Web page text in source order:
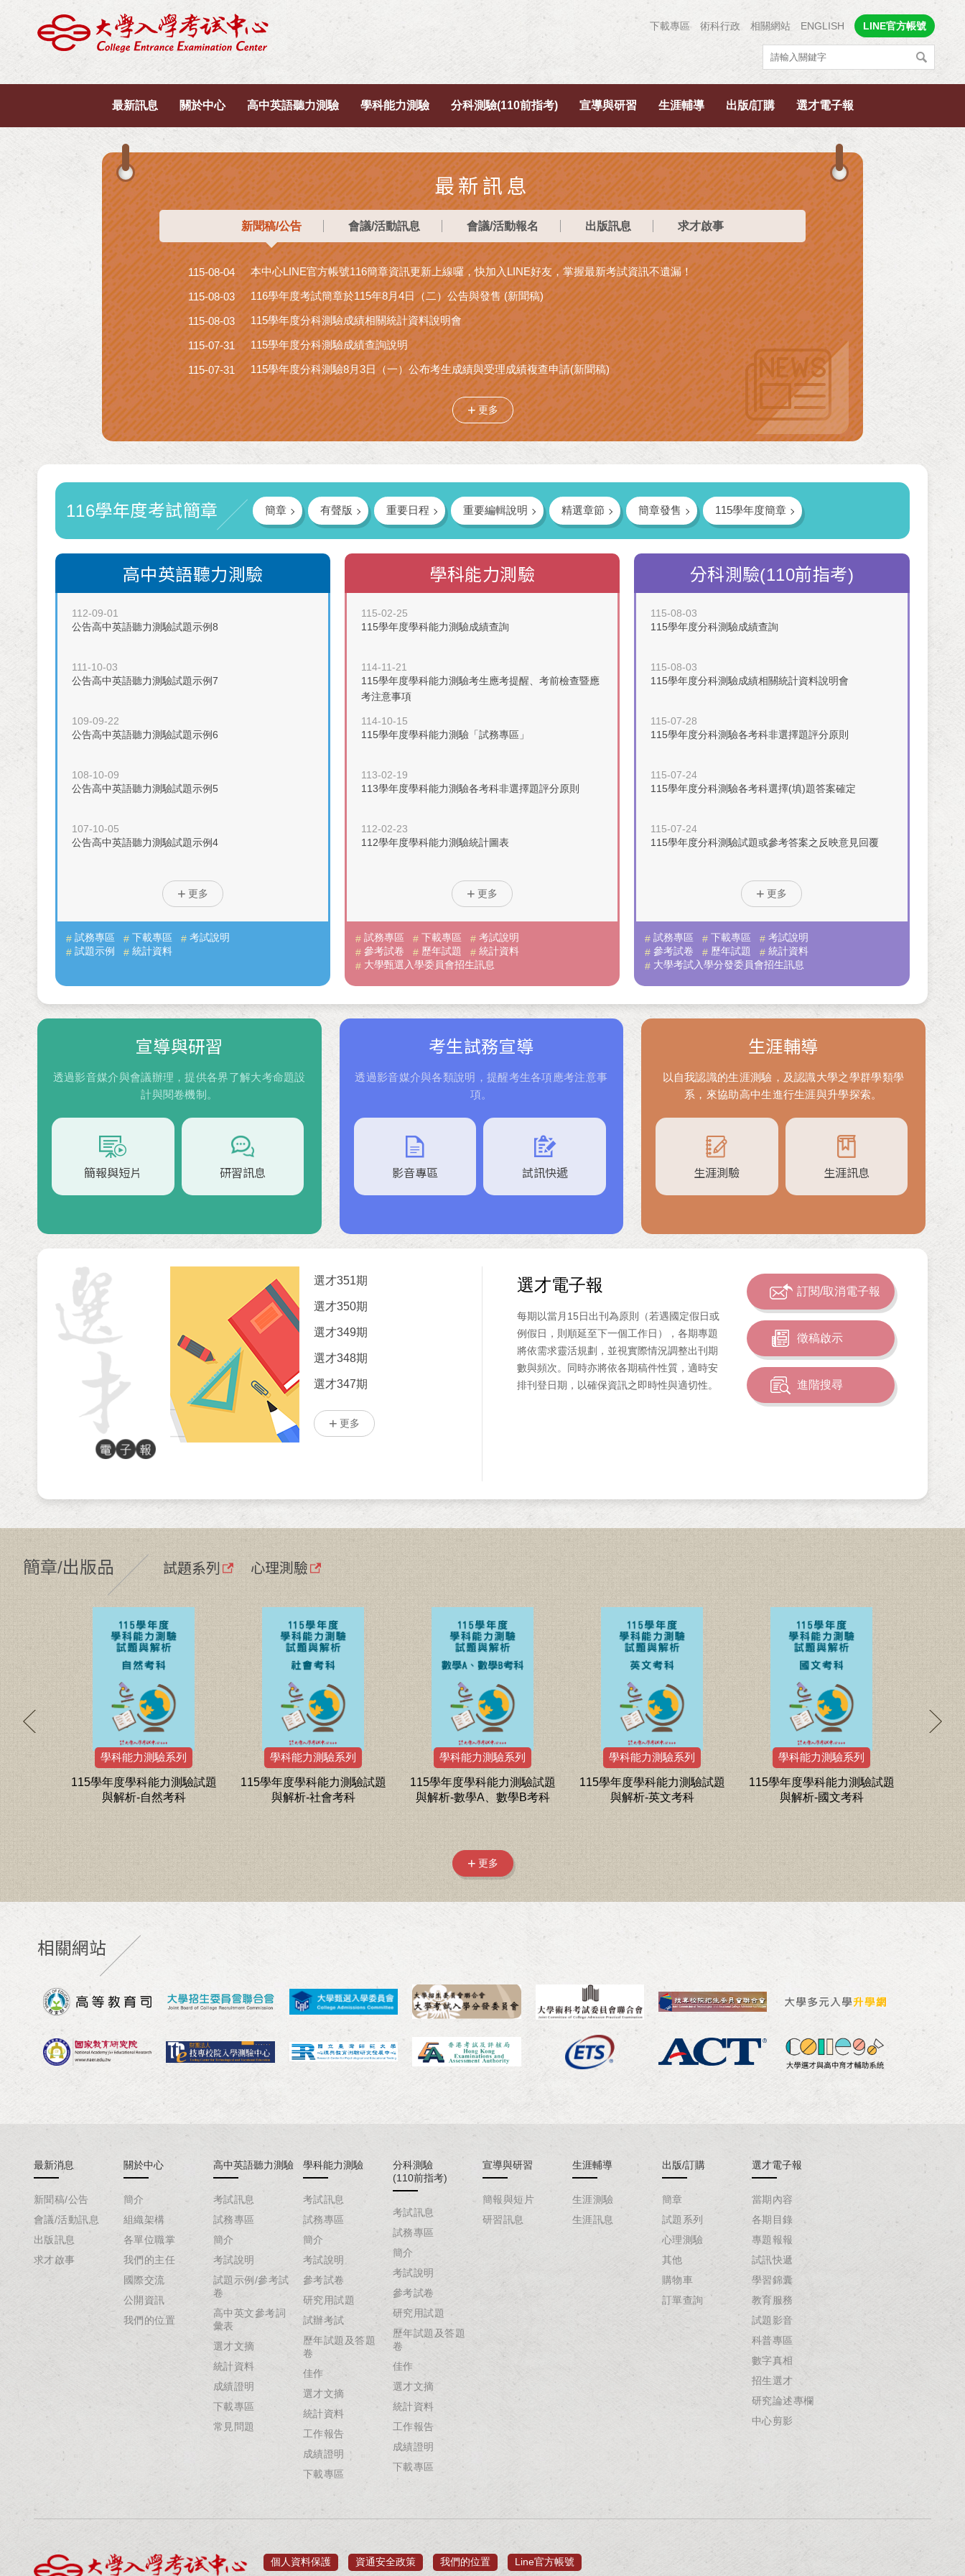
下載專區 術科行政 相關網站 ENGLISH LINE官方帳號
最新訊息 關於中心 高中英語聽力測驗 學科能力測驗 分科測驗(110前指考) 宣導與研習 生涯輔導 出版/訂購 選才電子報
最新訊息
新聞稿/公告 會議/活動訊息 會議/活動報名 出版訊息 求才啟事
115-08-04 本中心LINE官方帳號116簡章資訊更新上線囉，快加入LINE好友，掌握最新考試資訊不遺漏！
115-08-03 116學年度考試簡章於115年8月4日（二）公告與發售 (新聞稿)
115-08-03 115學年度分科測驗成績相關統計資料說明會
115-07-31 115學年度分科測驗成績查詢說明
115-07-31 115學年度分科測驗8月3日（一）公布考生成績與受理成績複查申請(新聞稿)
更多
116學年度考試簡章 簡章 有聲版 重要日程 重要編輯說明 精選章節 簡章發售 115學年度簡章
高中英語聽力測驗
112-09-01
公告高中英語聽力測驗試題示例8
111-10-03
公告高中英語聽力測驗試題示例7
109-09-22
公告高中英語聽力測驗試題示例6
108-10-09
公告高中英語聽力測驗試題示例5
107-10-05
公告高中英語聽力測驗試題示例4
更多
試務專區 下載專區
考試說明
試題示例
統計資料
學科能力測驗
115-02-25
115學年度學科能力測驗成績查詢
114-11-21
115學年度學科能力測驗考生應考提醒、考前檢查暨應
考注意事項
114-10-15
115學年度學科能力測驗「試務專區」
113-02-19
113學年度學科能力測驗各考科非選擇題評分原則
112-02-23
112學年度學科能力測驗統計圖表
更多
試務專區 下載專區
考試說明
參考試卷
歷年試題
統計資料
大學甄選入學委員會招生訊息
分科測驗(110前指考)
115-08-03
115學年度分科測驗成績查詢
115-08-03
115學年度分科測驗成績相關統計資料說明會
115-07-28
115學年度分科測驗各考科非選擇題評分原則
115-07-24
115學年度分科測驗各考科選擇(填)題答案確定
115-07-24
115學年度分科測驗試題或參考答案之反映意見回覆
更多
試務專區 下載專區
考試說明
參考試卷
歷年試題
統計資料
大學考試入學分發委員會招生訊息
宣導與研習
透過影音媒介與會議辦理，提供各界了解大考命題設
計與閱卷機制。
簡報與短片 研習訊息
考生試務宣導
透過影音媒介與各類說明，提醒考生各項應考注意事
項。
影音專區 試訊快遞
生涯輔導
以自我認識的生涯測驗，及認識大學之學群學類學
系，來協助高中生進行生涯與升學探索。
生涯測驗 生涯訊息
選才351期
選才350期
選才349期
選才348期
選才347期
更多
選才電子報
每期以當月15日出刊為原則（若遇國定假日或
例假日，則順延至下一個工作日），各期專題
將依需求靈活規劃，並視實際情況調整出刊期
數與頻次。同時亦將依各期稿件性質，適時安
排刊登日期，以確保資訊之即時性與適切性。
訂閱/取消電子報
徵稿啟示
進階搜尋
簡章/出版品 試題系列 心理測驗
驗試題
(共5本)
學科能力測驗系列
115學年度學科能力測驗試題
與解析-自然考科
學科能力測驗系列
115學年度學科能力測驗試題
與解析-社會考科
學科能力測驗系列
115學年度學科能力測驗試題
與解析-數學A、數學B考科
學科能力測驗系列
115學年度學科能力測驗試題
與解析-英文考科
學科能力測驗系列
115學年度學科能力測驗試題
與解析-國文考科
分科
析-數學
物、歷
更多
相關網站
最新消息
新聞稿/公告
會議/活動訊息
出版訊息
求才啟事
關於中心
簡介
組織架構
各單位職掌
我們的主任
國際交流
公開資訊
我們的位置
高中英語聽力測驗
考試訊息
試務專區
簡介
考試說明
試題示例/參考試
卷
高中英文參考詞
彙表
選才文摘
統計資料
成績證明
下載專區
常見問題
學科能力測驗
考試訊息
試務專區
簡介
考試說明
參考試卷
研究用試題
試辦考試
歷年試題及答題
卷
佳作
選才文摘
統計資料
工作報告
成績證明
下載專區
分科測驗
(110前指考)
考試訊息
試務專區
簡介
考試說明
參考試卷
研究用試題
歷年試題及答題
卷
佳作
選才文摘
統計資料
工作報告
成績證明
下載專區
宣導與研習
簡報與短片
研習訊息
生涯輔導
生涯測驗
生涯訊息
出版/訂購
簡章
試題系列
心理測驗
其他
購物車
訂單查詢
選才電子報
當期內容
各期目錄
專題報報
試訊快遞
學習錦囊
教育服務
試題影音
科普專區
數字真相
招生選才
研究論述專欄
中心剪影
個人資料保護 資通安全政策 我們的位置 Line官方帳號